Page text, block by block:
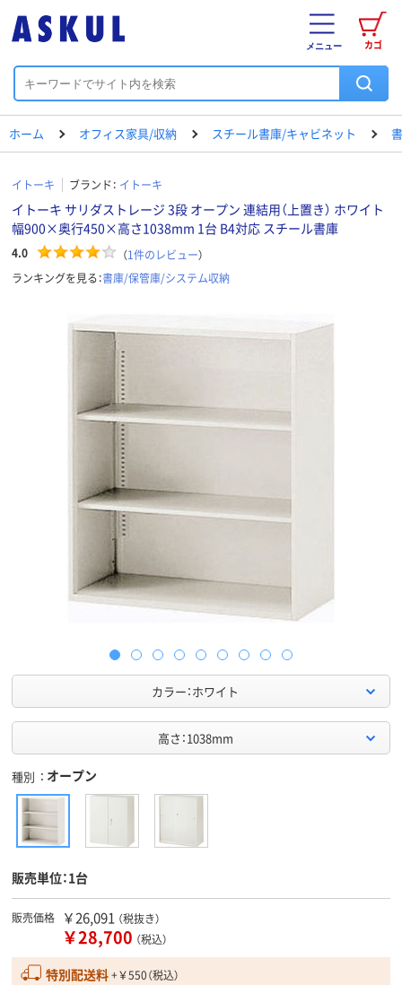
カゴ
メニュー
ホーム オフィス家具/収納 スチール書庫/キャビネット
イトーキ ブランド： イトーキ
イトーキ サリダストレージ 3段 オープン 連結用（上置き） ホワイト
幅900×奥行450×高さ1038mm 1台 B4対応 スチール書庫
4.0 （1件のレビュー）
ランキングを見る：書庫/保管庫/システム収納
カラー：ホワイト
高さ：1038mm
種別 オープン
販売単位：1台
販売価格 ￥26,091 （税抜き）
￥28,700 （税込）
特別配送料+￥550（税込）